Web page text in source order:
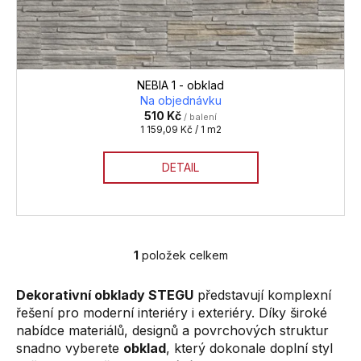
NEBIA 1 - obklad
Na objednávku
510 Kč / balení
Měrná
1 159,09 Kč / 1 m2
DETAIL
O
l
á
d
a
1 položek celkem
Dekorativní obklady STEGU představují komplexní
řešení pro moderní interiéry i exteriéry. Díky široké
nabídce materiálů, designů a povrchových struktur
snadno vyberete obklad, který dokonale doplní styl